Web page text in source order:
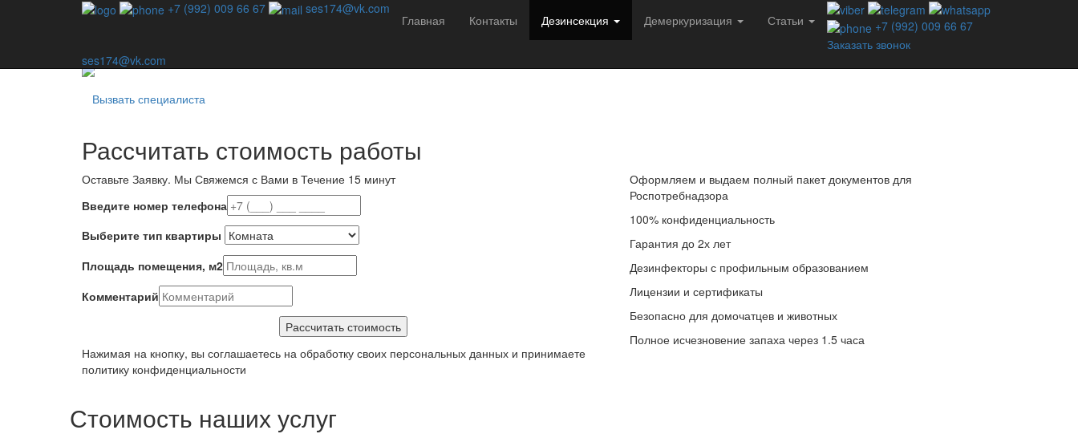
+7 (992) 009 66 67 ses174@vk.com
Главная Контакты Дезинсекция Демеркуризация Статьи
+7 (992) 009 66 67
Заказать звонок
ses174@vk.com
Профессиональная дезинсекция - единственный способ избавиться от насекомых навсегда!
Наша компания специализируется на уничтожении вредителей в Пласт с 2013 года. Мы не
Вызвать специалиста
Рассчитать стоимость работы
Оставьте Заявку. Мы Свяжемся с Вами в Течение 15 минут
Введите номер телефона
Выберите тип квартиры
Площадь помещения, м2
Комментарий
Нажимая на кнопку, вы соглашаетесь на обработку своих персональных данных и принимаете
политику конфиденциальности
Оформляем и выдаем полный пакет документов для
Роспотребнадзора
100% конфиденциальность
Гарантия до 2х лет
Дезинфекторы с профильным образованием
Лицензии и сертификаты
Безопасно для домочатцев и животных
Полное исчезновение запаха через 1.5 часа
Стоимость наших услуг